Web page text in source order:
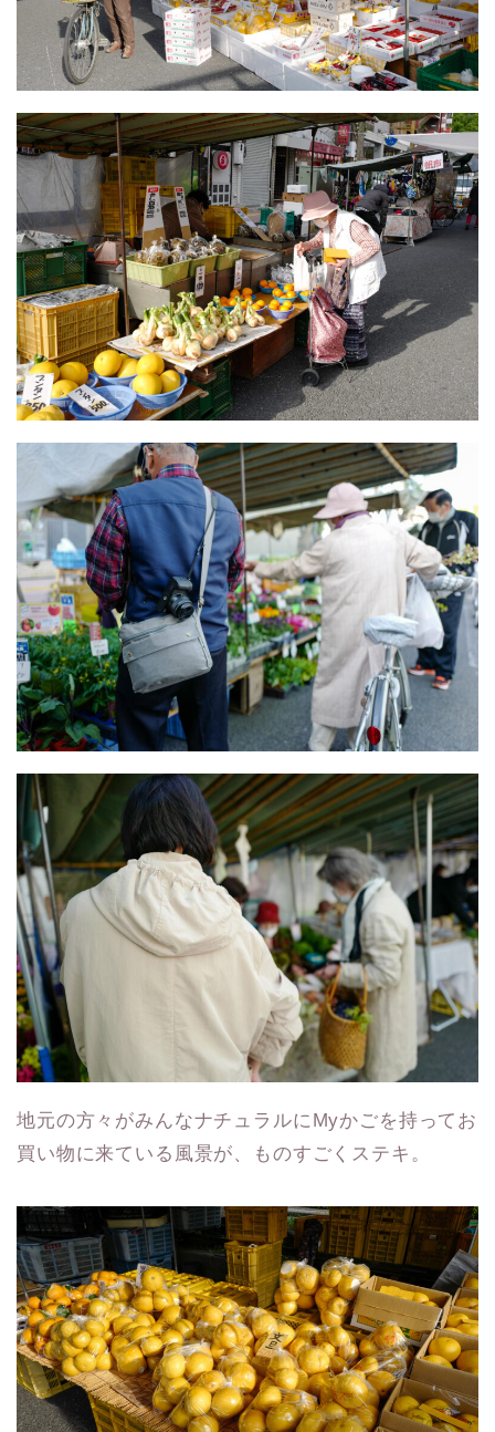
地元の方々がみんなナチュラルにMyかごを持ってお
買い物に来ている風景が、ものすごくステキ。